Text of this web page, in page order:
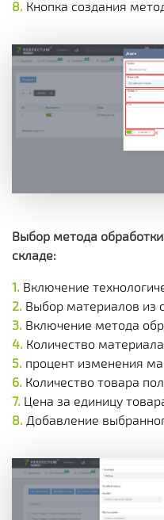
Кнопка создания
Выбор метода
складе:
Включение
Выбор материалов из
Включение метода
Количество
процент изменения
Количество товара
Цена за единицу
Добавление